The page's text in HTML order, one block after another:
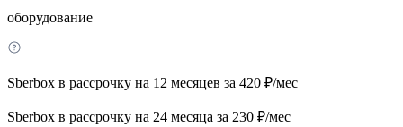
оборудование
Sberbox в рассрочку на 12 месяцев за 420 ₽/мес
Sberbox в рассрочку на 24 месяца за 230 ₽/мес